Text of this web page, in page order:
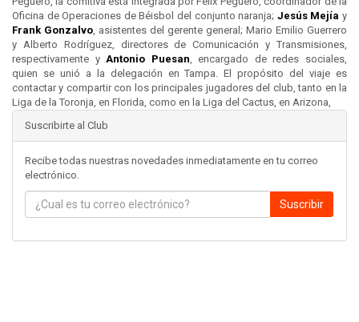
Oficina de Operaciones de Béisbol del conjunto naranja; Jesús Mejía y
Frank Gonzalvo, asistentes del gerente general; Mario Emilio Guerrero
y Alberto Rodríguez, directores de Comunicación y Transmisiones,
respectivamente yAntonio Puesan, encargado de redes sociales,
quien se unió a la delegación en Tampa. El propósito del viaje es
contactar y compartir con los principales jugadores del club, tanto en la
Liga de la Toronja, en Florida, como en la Liga del Cactus, en Arizona,
Suscribirte al Club
Recibe todas nuestras novedades inmediatamente en tu correo
electrónico.
Suscribir